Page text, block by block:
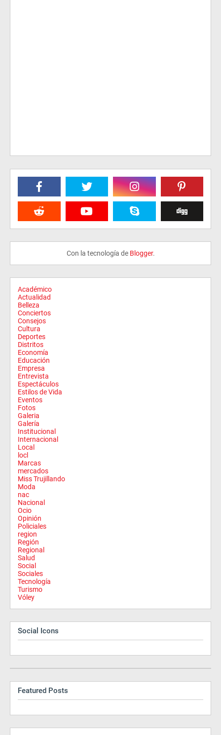
Con la tecnología de Blogger.
Académico
Actualidad
Belleza
Conciertos
Consejos
Cultura
Deportes
Distritos
Economía
Educación
Empresa
Entrevista
Espectáculos
Estilos de Vida
Eventos
Fotos
Galeria
Galería
Institucional
Internacional
Local
locl
Marcas
mercados
Miss Trujillando
Moda
nac
Nacional
Ocio
Opinión
Policiales
region
Región
Regional
Salud
Social
Sociales
Tecnología
Turismo
Vóley
Social Icons
Featured Posts